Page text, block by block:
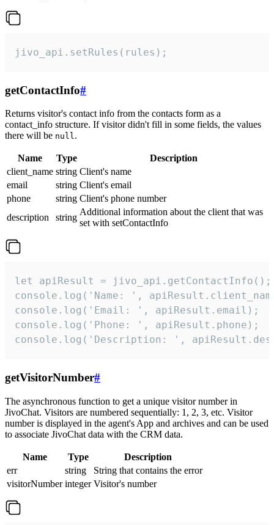
jivo_api.setRules(rules);
getContactInfo#
Returns visitor's contact info from the contacts form as a
contact_info structure. If visitor didn't fill in some fields, the values
there will be null.
Name Type
Description
client_name string Client's name
email
string Client's email
phone
string Client's phone number
description
string
Additional information about the client that was
set with setContactInfo
let apiResult = jivo_api.getContactInfo();
console.log('Name: ',
console.log('Email: ', apiResult.email);
console.log('Phone: ', apiResult.phone);
console.log('Description: ',
getVisitorNumber#
The asynchronous function to get a unique visitor number in
JivoChat. Visitors are numbered sequentially: 1, 2, 3, etc. Visitor
number is displayed in the agent's App and archives and can be used
to associate JivoChat data with the CRM data.
Name Type
Description
err
string
String that contains the error
visitorNumber integer Visitor's number